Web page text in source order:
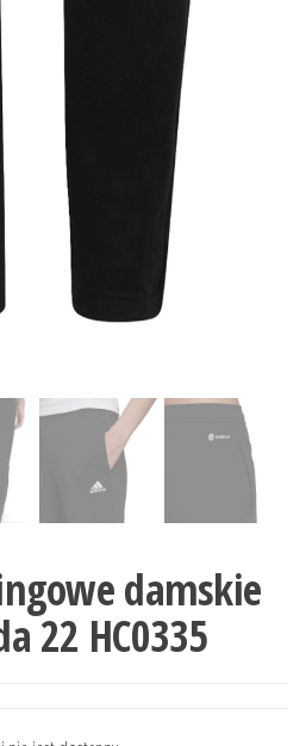
damskie
22 HC0335